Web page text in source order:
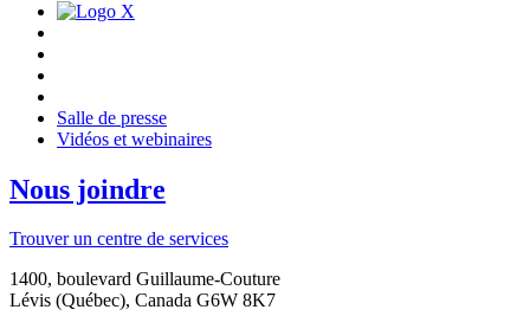
Salle de presse
Vidéos et webinaires
Nous joindre
Trouver un centre de services
1400, boulevard Guillaume-Couture
Lévis (Québec), Canada G6W 8K7